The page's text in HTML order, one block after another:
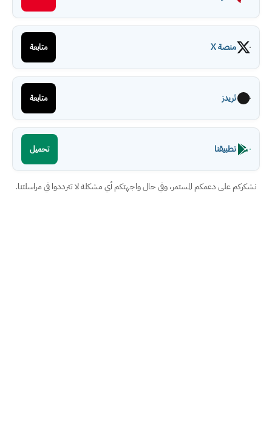
منصة X متابعة
ثريدز متابعة
تطبيقنا تحميل
نشكركم على دعمكم المستمر، وفي حال واجهتكم أي مشكلة لا تترددوا في مراسلتنا.